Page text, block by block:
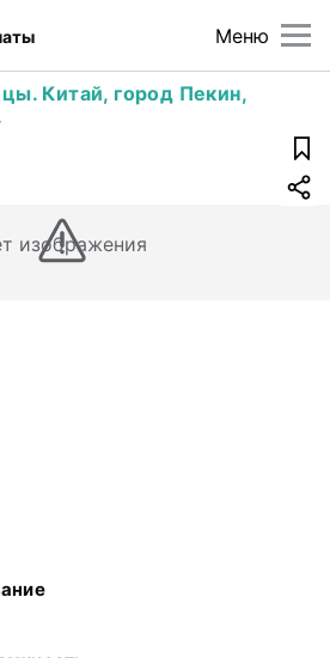
Меню
Китай, город Пекин,
изображения